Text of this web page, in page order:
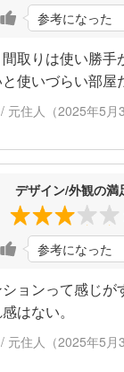
参考になった
取りは使い勝手
使いづらい部屋
住人（2025年5月
デザイン/外観の満
参考になった
ョンって感じが
はない。
住人（2025年5月